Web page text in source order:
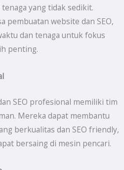
yang tidak sedikit.
pembuatan website dan SEO,
dan tenaga untuk fokus
penting.
SEO profesional memiliki tim
Mereka dapat membantu
berkualitas dan SEO friendly,
bersaing di mesin pencari.